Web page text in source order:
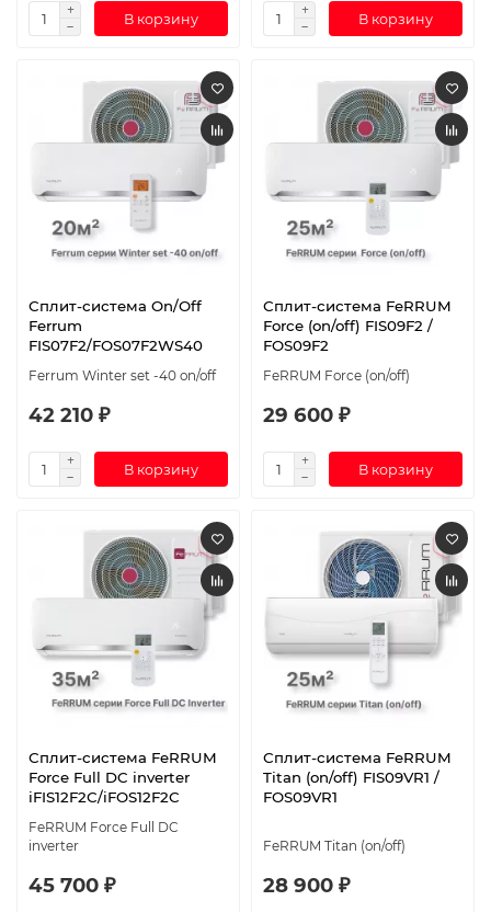
В корзину В корзину
Сплит-система On/Off
Ferrum
FIS07F2/FOS07F2WS40
Ferrum Winter set -40 on/off
42 210 ₽
В корзину
Сплит-система FeRRUM
Force (on/off) FIS09F2 /
FOS09F2
FeRRUM Force (on/off)
29 600 ₽
В корзину
Сплит-система FeRRUM
Force Full DC inverter
iFIS12F2С/iFOS12F2С
FeRRUM Force Full DC
inverter
45 700 ₽
Сплит-система FeRRUM
Titan (on/off) FIS09VR1 /
FOS09VR1
FeRRUM Titan (on/off)
28 900 ₽